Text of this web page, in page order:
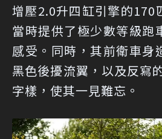
增壓2.0升四缸引擎的170
當時提供了極少數等級跑
感受。同時，其前衛車身
黑色後擾流翼，以及反寫
字樣，使其一見難忘。